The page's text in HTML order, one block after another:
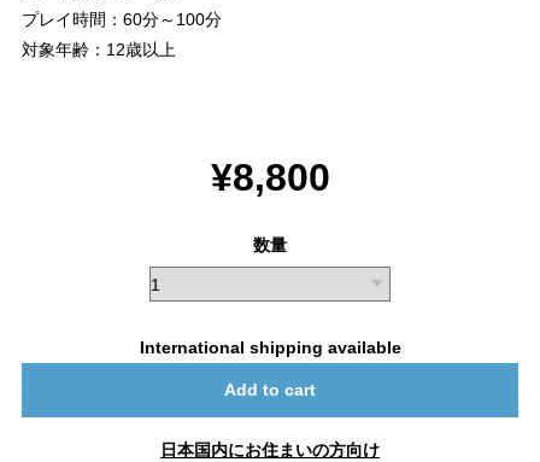
プレイ時間：60分～100分
対象年齢：12歳以上
¥8,800
数量
International shipping available
Add to cart
日本国内にお住まいの方向け